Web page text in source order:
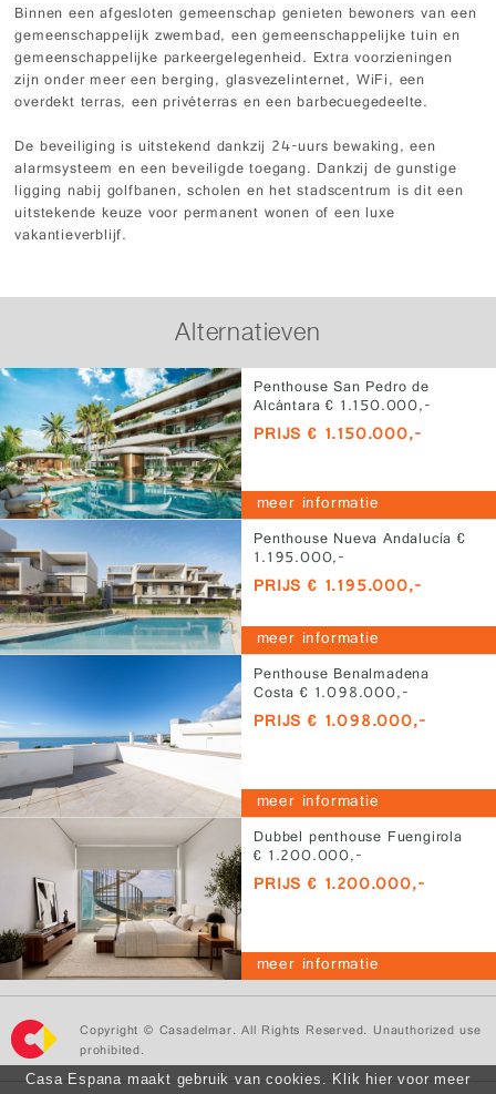
Binnen een afgesloten gemeenschap genieten bewoners van een
gemeenschappelijk zwembad, een gemeenschappelijke tuin en
gemeenschappelijke parkeergelegenheid. Extra voorzieningen
zijn onder meer een berging, glasvezelinternet, WiFi, een
overdekt terras, een privéterras en een barbecuegedeelte.
De beveiliging is uitstekend dankzij 24-uurs bewaking, een
alarmsysteem en een beveiligde toegang. Dankzij de gunstige
ligging nabij golfbanen, scholen en het stadscentrum is dit een
uitstekende keuze voor permanent wonen of een luxe
vakantieverblijf.
Alternatieven
Penthouse San Pedro de
Alcántara € 1.150.000,-
PRIJS € 1.150.000,-
meer informatie
Penthouse Nueva Andalucía €
1.195.000,-
PRIJS € 1.195.000,-
meer informatie
Penthouse Benalmadena
Costa € 1.098.000,-
PRIJS € 1.098.000,-
meer informatie
Dubbel penthouse Fuengirola
€ 1.200.000,-
PRIJS € 1.200.000,-
meer informatie
Copyright © Casadelmar. All Rights Reserved. Unauthorized use
prohibited.
Casa Espana maakt gebruik van cookies. Klik hier voor meer